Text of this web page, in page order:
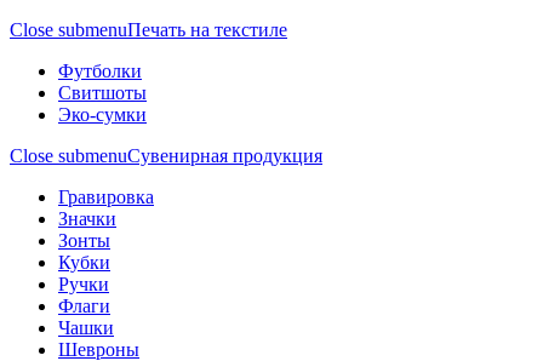
Close submenuПечать на текстиле
Футболки
Свитшоты
Эко-сумки
Close submenuСувенирная продукция
Гравировка
Значки
Зонты
Кубки
Ручки
Флаги
Чашки
Шевроны